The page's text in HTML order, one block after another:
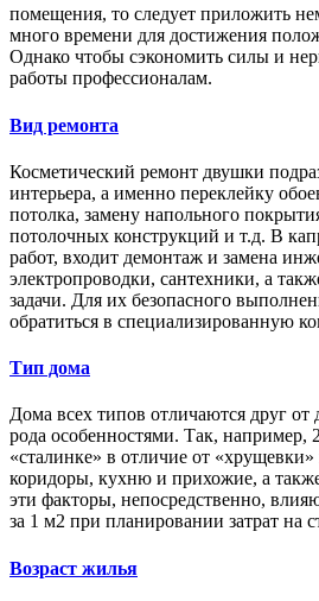
помещения, то следует приложить
много времени для достижения
Однако чтобы сэкономить силы и
работы профессионалам.
Вид ремонта
Косметический ремонт двушки
интерьера, а именно переклейку
потолка, замену напольного
потолочных конструкций и т.д. В
работ, входит демонтаж и замена
электропроводки, сантехники, а
задачи. Для их безопасного
обратиться в специализированную
Тип дома
Дома всех типов отличаются друг от
рода особенностями. Так, например,
«сталинке» в отличие от
коридоры, кухню и прихожие, а
эти факторы, непосредственно,
за 1 м2 при планировании затрат на
Возраст жилья